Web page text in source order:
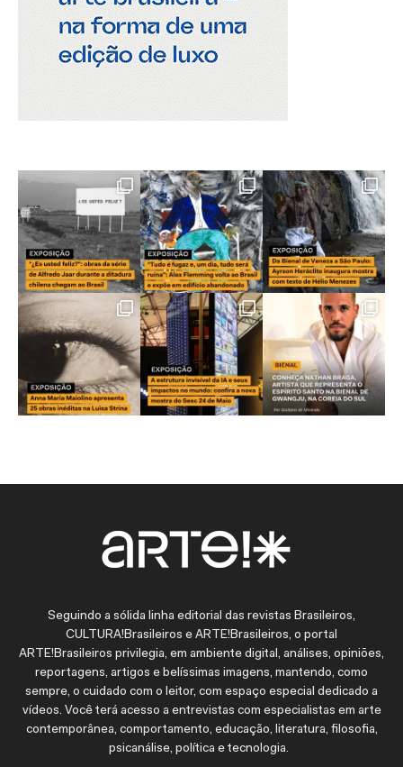
Seguindo a sólida linha editorial das revistas Brasileiros,
CULTURA!Brasileiros e ARTE!Brasileiros, o portal
ARTE!Brasileiros privilegia, em ambiente digital, análises, opiniões,
reportagens, artigos e belíssimas imagens, mantendo, como
sempre, o cuidado com o leitor, com espaço especial dedicado a
vídeos. Você terá acesso a entrevistas com especialistas em arte
contemporânea, comportamento, educação, literatura, filosofia,
psicanálise, política e tecnologia.